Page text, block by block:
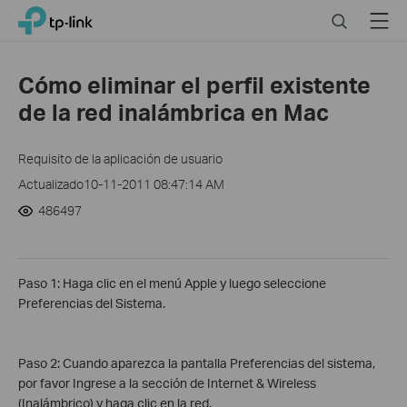
Click
navigation
TP-Link, Reliably Smart SearchMenu
Cómo eliminar el perfil existente
de la red inalámbrica en Mac
Requisito de la aplicación de usuario
Actualizado10-11-2011 08:47:14 AM
486497
Paso 1: Haga clic en el menú Apple y luego seleccione
Preferencias del Sistema.
Paso 2: Cuando aparezca la pantalla Preferencias del sistema,
por favor Ingrese a la sección de Internet & Wireless
(Inalámbrico) y haga clic en la red.